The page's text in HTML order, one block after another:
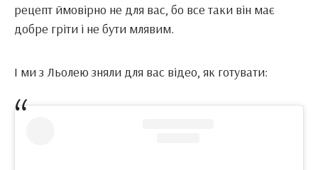
рецепт ймовірно не для вас, бо все таки він має
добре гріти і не бути млявим.
І ми з Льолею зняли для вас відео, як готувати: